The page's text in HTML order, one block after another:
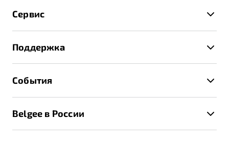
Записаться на тест-драйв
Получить предложение
Страхование
Расчет КАСКО
Сервис
Техническое обслуживание
Калькулятор ТО
Поддержка
Помощь на дорогах
Belgee Линк
События
Belgee в России